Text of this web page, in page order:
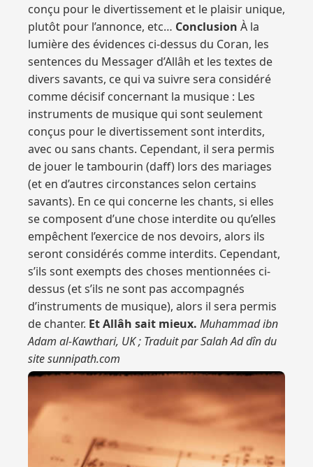
conçu pour le divertissement et le plaisir unique,
plutôt pour l’annonce, etc… Conclusion À la
lumière des évidences ci-dessus du Coran, les
sentences du Messager d’Allâh et les textes de
divers savants, ce qui va suivre sera considéré
comme décisif concernant la musique : Les
instruments de musique qui sont seulement
conçus pour le divertissement sont interdits,
avec ou sans chants. Cependant, il sera permis
de jouer le tambourin (daff) lors des mariages
(et en d’autres circonstances selon certains
savants). En ce qui concerne les chants, si elles
se composent d’une chose interdite ou qu’elles
empêchent l’exercice de nos devoirs, alors ils
seront considérés comme interdits. Cependant,
s’ils sont exempts des choses mentionnées ci-
dessus (et s’ils ne sont pas accompagnés
d’instruments de musique), alors il sera permis
de chanter. Et Allâh sait mieux. Muhammad ibn
Adam al-Kawthari, UK ; Traduit par Salah Ad dîn du
site sunnipath.com